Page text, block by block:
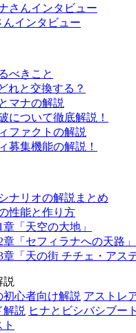
さんインタビュー
んインタビュー
べきこと
れと交換する？
マナの解説
について徹底解説！
ファクトの解説
募集機能の解説！
ナリオの解説まとめ
性能と作り方
「天空の大地」
章「セフィラナへの天路」
章「天の街 チチェ・アステ
説
心者向け解説 アストレ
解説 ヒナとビシバシブー